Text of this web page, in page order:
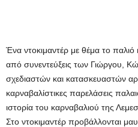
Ένα ντοκιμαντέρ με θέμα το
από συνεντεύξεις των Γιώργου,
σχεδιαστών και κατασκευαστών
καρναβαλίστικες παρελάσεις
ιστορία του καρναβαλιού της
Στο ντοκιμαντέρ προβάλλονται